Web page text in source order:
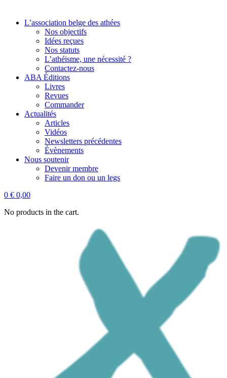
L’association belge des athées
Nos objectifs
Idées reçues
Nos statuts
L’athéisme, une nécessité ?
Contactez-nous
ABA Éditions
Livres
Revues
Commander
Actualités
Articles
Vidéos
Newsletters précédentes
Évènements
Nous soutenir
Devenir membre
Faire un don ou un legs
0 € 0,00
No products in the cart.